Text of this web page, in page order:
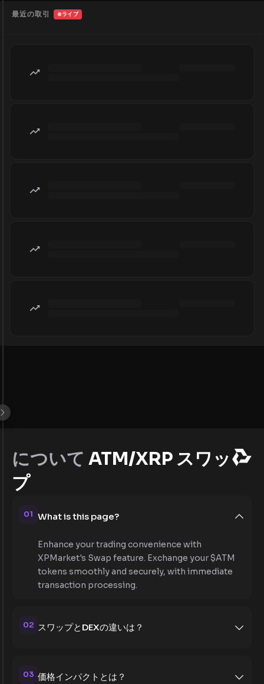
最近の取引 ライブ
について ATM/XRP スワッ
プ
01 What is this page?
Enhance your trading convenience with
XPMarket's Swap feature. Exchange your $ATM
tokens smoothly and securely, with immediate
transaction processing.
02 スワップとDEXの違いは？
03 価格インパクトとは？